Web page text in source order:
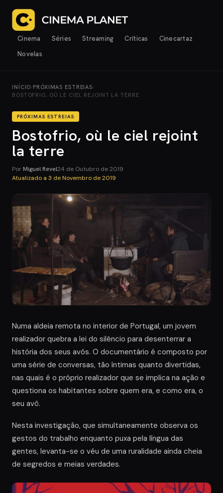
Cinema Séries Streaming Críticas
Cinecartaz
Novelas
INÍCIO› PRÓXIMAS ESTREIAS›
BOSTOFRIO, OÙ LE CIEL REJOINT LA TERRE
PRÓXIMAS ESTREIAS
Bostofrio, où le ciel rejoint
la terre
Por Miguel Revel24 de Outubro de 2019
Atualizado a 3 de Novembro de 2019
Numa aldeia remota no interior de Portugal, um jovem
realizador quebra a lei do silêncio para desenterrar a
história dos seus avós. O documentário é composto por
uma série de conversas, tão íntimas quanto divertidas,
nas quais é o próprio realizador que se implica na ação e
questiona os habitantes sobre quem era, e como era, o
seu avô.
Nesta investigação, que simultaneamente observa os
gestos do trabalho enquanto puxa pela língua das
gentes, levanta-se o véu de uma ruralidade ainda cheia
de segredos e meias verdades.